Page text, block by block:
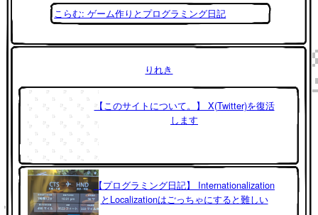
こらむ: ゲーム作りとプログラミング日記
りれき
【このサイトについて。】 X(Twitter)を復活
します
【プログラミング日記】 Internationalization
とLocalizationはごっちゃにすると難しい